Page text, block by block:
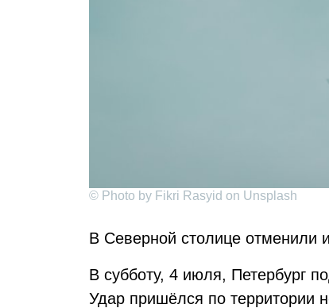
© Photo by Fikri Rasyid on Unsplash
В Северной столице отменили
В субботу, 4 июля, Петербург
Удар пришёлся по территории